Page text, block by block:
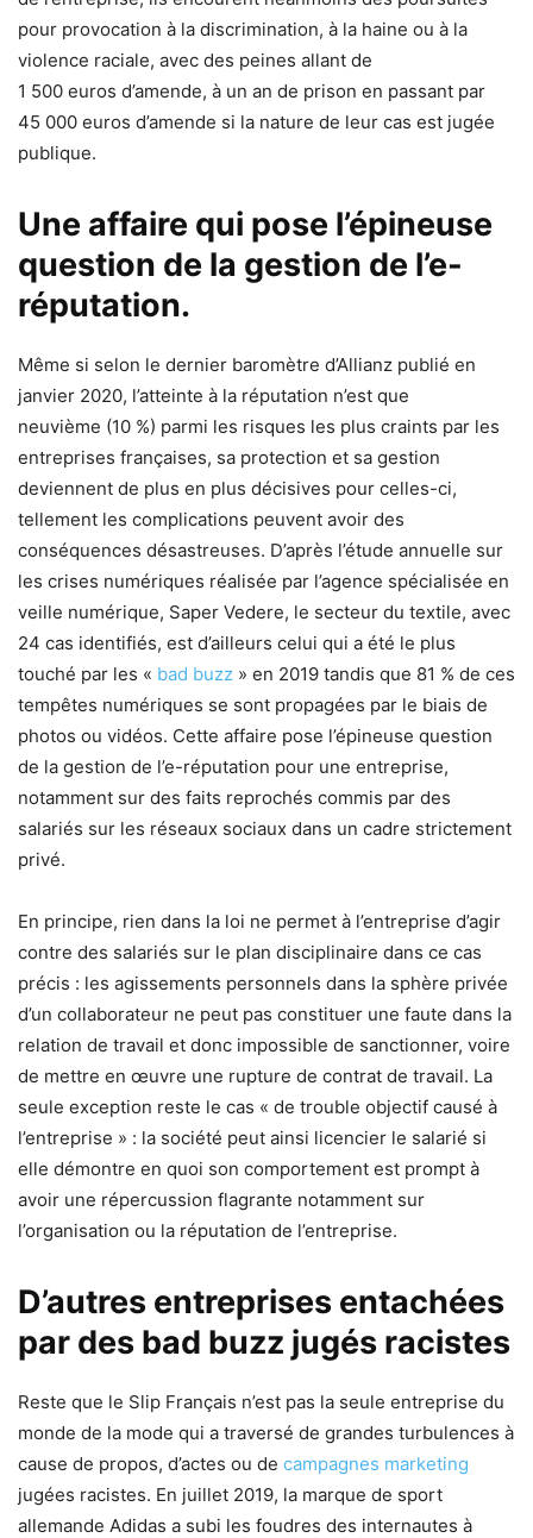
pour provocation à la discrimination, à la haine ou à la
violence raciale, avec des peines allant de
1 500 euros d’amende, à un an de prison en passant par
45 000 euros d’amende si la nature de leur cas est jugée
publique.
Une affaire qui pose l’épineuse
question de la gestion de l’e-
réputation.
Même si selon le dernier baromètre d’Allianz publié en
janvier 2020, l’atteinte à la réputation n’est que
neuvième (10 %) parmi les risques les plus craints par les
entreprises françaises, sa protection et sa gestion
deviennent de plus en plus décisives pour celles-ci,
tellement les complications peuvent avoir des
conséquences désastreuses. D’après l’étude annuelle sur
les crises numériques réalisée par l’agence spécialisée en
veille numérique, Saper Vedere, le secteur du textile, avec
24 cas identifiés, est d’ailleurs celui qui a été le plus
touché par les « bad buzz » en 2019 tandis que 81 % de ces
tempêtes numériques se sont propagées par le biais de
photos ou vidéos. Cette affaire pose l’épineuse question
de la gestion de l’e-réputation pour une entreprise,
notamment sur des faits reprochés commis par des
salariés sur les réseaux sociaux dans un cadre strictement
privé.
En principe, rien dans la loi ne permet à l’entreprise d’agir
contre des salariés sur le plan disciplinaire dans ce cas
précis : les agissements personnels dans la sphère privée
d’un collaborateur ne peut pas constituer une faute dans la
relation de travail et donc impossible de sanctionner, voire
de mettre en œuvre une rupture de contrat de travail. La
seule exception reste le cas « de trouble objectif causé à
l’entreprise » : la société peut ainsi licencier le salarié si
elle démontre en quoi son comportement est prompt à
avoir une répercussion flagrante notamment sur
l’organisation ou la réputation de l’entreprise.
D’autres entreprises entachées
par des bad buzz jugés racistes
Reste que le Slip Français n’est pas la seule entreprise du
monde de la mode qui a traversé de grandes turbulences à
cause de propos, d’actes ou de campagnes marketing
jugées racistes. En juillet 2019, la marque de sport
allemande Adidas a subi les foudres des internautes à